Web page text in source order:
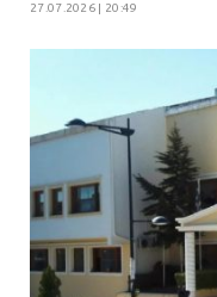
27.07.2026 | 20:49